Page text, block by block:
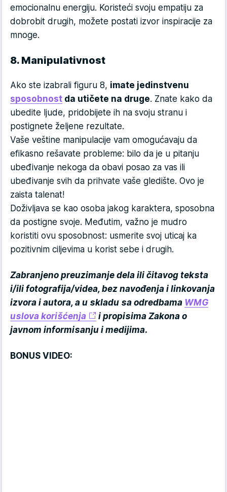
emocionalnu energiju. Koristeći svoju empatiju za
dobrobit drugih, možete postati izvor inspiracije za
mnoge.
8. Manipulativnost
Ako ste izabrali figuru 8, imate jedinstvenu
sposobnost da utičete na druge. Znate kako da
ubedite ljude, pridobijete ih na svoju stranu i
postignete željene rezultate.
Vaše veštine manipulacije vam omogućavaju da
efikasno rešavate probleme: bilo da je u pitanju
ubeđivanje nekoga da obavi posao za vas ili
ubeđivanje svih da prihvate vaše gledište. Ovo je
zaista talenat!
Doživljava se kao osoba jakog karaktera, sposobna
da postigne svoje. Međutim, važno je mudro
koristiti ovu sposobnost: usmerite svoj uticaj ka
pozitivnim ciljevima u korist sebe i drugih.
Zabranjeno preuzimanje dela ili čitavog teksta
i/ili fotografija/videa, bez navođenja i linkovanja
izvora i autora, a u skladu sa odredbama WMG
uslova korišćenja
i propisima Zakona o
javnom informisanju i medijima.
BONUS VIDEO: